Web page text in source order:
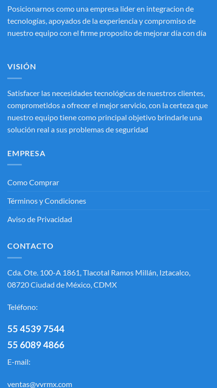
Posicionarnos como una empresa lider en integracion de
tecnologías, apoyados de la experiencia y compromiso de
nuestro equipo con el firme proposito de mejorar día con día
VISIÓN
Satisfacer las necesidades tecnológicas de nuestros clientes,
comprometidos a ofrecer el mejor servicio, con la certeza que
nuestro equipo tiene como principal objetivo brindarle una
solución real a sus problemas de seguridad
EMPRESA
Como Comprar
Términos y Condiciones
Aviso de Privacidad
CONTACTO
Cda. Ote. 100-A 1861, Tlacotal Ramos Millán, Iztacalco,
08720 Ciudad de México, CDMX
Teléfono:
55 4539 7544
55 6089 4866
E-mail:
ventas@vvrmx.com